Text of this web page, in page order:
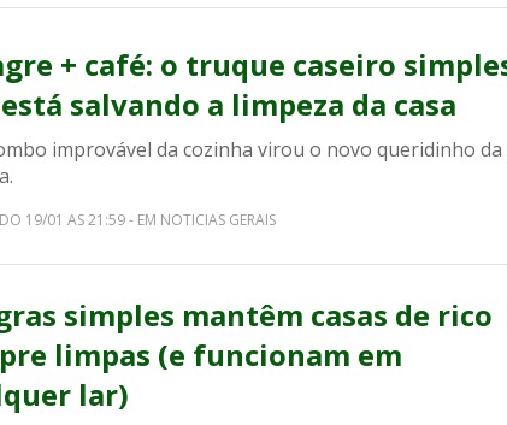
+ café: o truque caseiro
salvando a limpeza da casa
improvável da cozinha virou o novo queridinho da
19/01 AS 21:59 - EM NOTICIAS GERAIS
simples mantêm casas de rico
limpas (e funcionam em
lar)